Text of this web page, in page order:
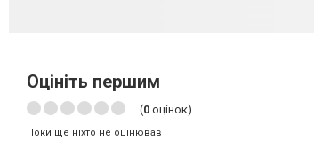
Оцініть першим
(0 оцінок)
Поки ще ніхто не оцінював